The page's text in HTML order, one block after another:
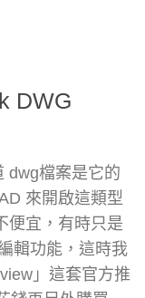
DWG
dwg檔案是它的
來開啟這類型
便宜，有時只是
輯功能，這時我
」這套官方推